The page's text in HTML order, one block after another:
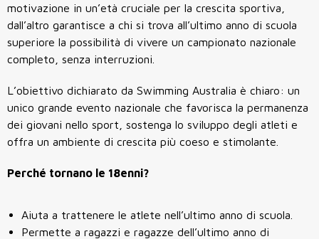
motivazione in un’età cruciale per la crescita sportiva,
dall’altro garantisce a chi si trova all’ultimo anno di scuola
superiore la possibilità di vivere un campionato nazionale
completo, senza interruzioni.
L’obiettivo dichiarato da Swimming Australia è chiaro: un
unico grande evento nazionale che favorisca la permanenza
dei giovani nello sport, sostenga lo sviluppo degli atleti e
offra un ambiente di crescita più coeso e stimolante.
Perché tornano le 18enni?
Aiuta a trattenere le atlete nell’ultimo anno di scuola.
Permette a ragazzi e ragazze dell’ultimo anno di